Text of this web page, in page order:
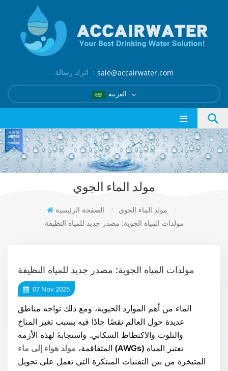
اترك رسالة ： sale@accairwater.com
مولد الماء الجوي
الصفحة الرئيسية / مولد الماء الجوي
/
مولدات المياه الجوية: مصدر جديد للمياه النظيفة
مولدات المياه الجوية: مصدر جديد للمياه النظيفة
07 Nov 2025
الماء من أهم الموارد الحيوية، ومع ذلك تواجه مناطق
عديدة حول العالم نقصًا حادًا فيه بسبب تغير المناخ
والتلوث والاكتظاظ السكاني. واستجابةً لهذه الأزمة
المتفاقمة، (AWGs) تعتبر المياه
المتبخرة من بين التقنيات المبتكرة التي تعمل على تحويل